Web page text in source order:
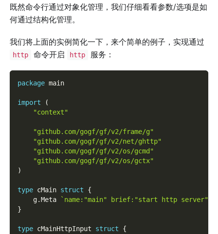
既然命令行通过对象化管理，我们仔细看看参数/选项是如
何通过结构化管理。
我们将上面的实例简化一下，来个简单的例子，实现通过
http 命令开启 http 服务：
package main
import
(
"context"
"github.com/gogf/gf/v2/frame/g"
"github.com/gogf/gf/v2/net/ghttp"
"github.com/gogf/gf/v2/os/gcmd"
"github.com/gogf/gf/v2/os/gctx"
)
type cMain struct
{
    g
.Meta
`name:"main" brief:"start http server"`
}
type cMainHttpInput struct
{